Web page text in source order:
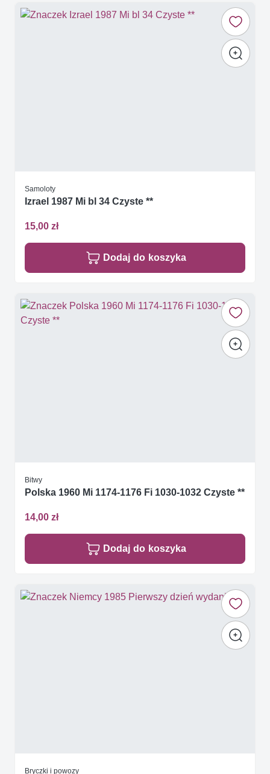
Samoloty
Izrael 1987 Mi bl 34 Czyste **
15,00 zł
Dodaj do koszyka
Bitwy
Polska 1960 Mi 1174-1176 Fi 1030-1032 Czyste **
14,00 zł
Dodaj do koszyka
Bryczki i powozy